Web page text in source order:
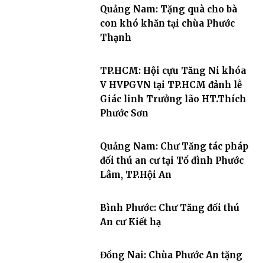
Quảng Nam: Tặng quà cho bà
con khó khăn tại chùa Phước
Thạnh
TP.HCM: Hội cựu Tăng Ni khóa
V HVPGVN tại TP.HCM đảnh lễ
Giác linh Trưởng lão HT.Thích
Phước Sơn
Quảng Nam: Chư Tăng tác pháp
đối thú an cư tại Tổ đình Phước
Lâm, TP.Hội An
Bình Phước: Chư Tăng đối thú
An cư Kiết hạ
Đồng Nai: Chùa Phước An tặng